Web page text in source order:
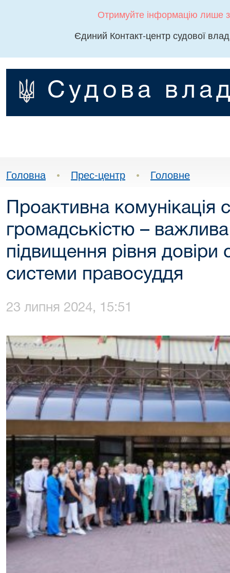
Отримуйте інформацію лише
Єдиний Контакт-центр судової
Судова
Головна • Прес-центр • Головне
Проактивна комунікація
громадськістю –
підвищення рівня довіри
системи правосуддя
23 липня 2024, 15:51